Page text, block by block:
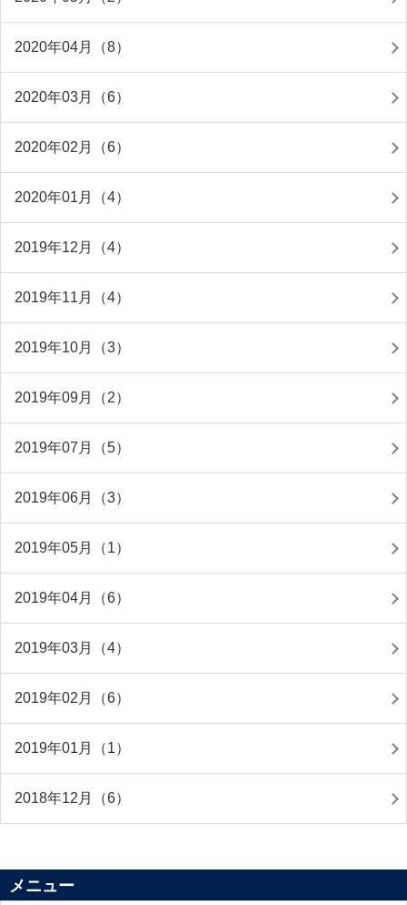
2020年04月（8）
2020年03月（6）
2020年02月（6）
2020年01月（4）
2019年12月（4）
2019年11月（4）
2019年10月（3）
2019年09月（2）
2019年07月（5）
2019年06月（3）
2019年05月（1）
2019年04月（6）
2019年03月（4）
2019年02月（6）
2019年01月（1）
2018年12月（6）
メニュー